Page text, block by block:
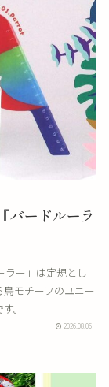
バードルーラ
ラー」は定規とし
モチーフのユニー
。
2026.08.06